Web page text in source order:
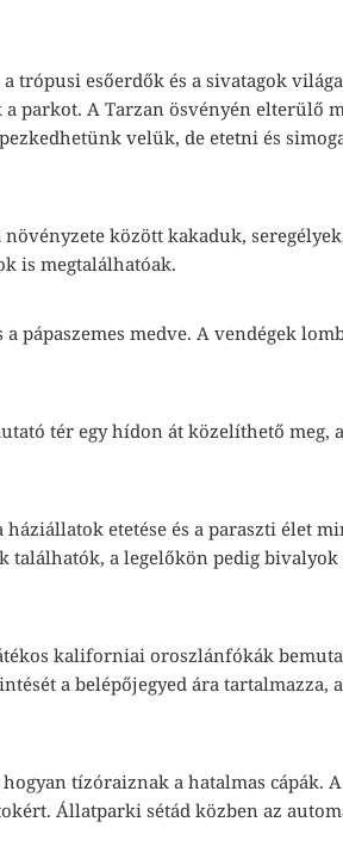
trópusi esőerdők és a sivatagok
parkot. A Tarzan ösvényén elterülő
velük, de etetni és
között kakaduk,
is megtalálhatóak.
pápaszemes medve. A vendégek
tér egy hídon át közelíthető meg,
etetése és a paraszti élet
találhatók, a legelőkön pedig bivalyok
kaliforniai oroszlánfókák
a belépőjegyed ára tartalmazza,
tízóraiznak a hatalmas cápák.
Állatparki sétád közben az